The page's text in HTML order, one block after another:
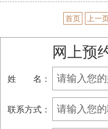
首页 上一
网上预
姓 名：
联系方式：